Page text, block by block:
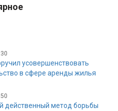
усовершенствовать
в сфере аренды жилья
действенный метод борьбы